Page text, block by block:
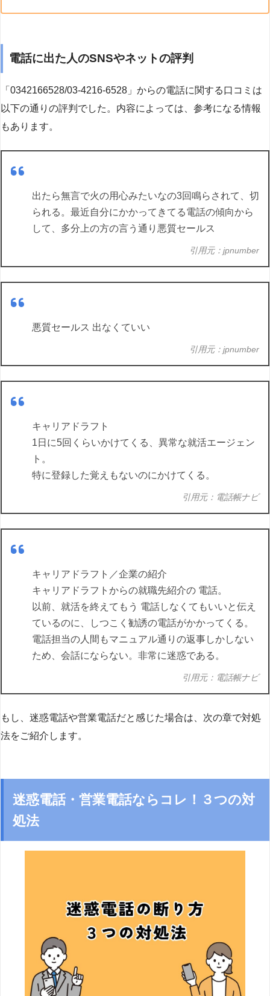
電話に出た人のSNSやネットの評判
「0342166528/03-4216-6528」からの電話に関する口コミは
以下の通りの評判でした。内容によっては、参考になる情報
もあります。
出たら無言で火の用心みたいなの3回鳴らされて、切
られる。最近自分にかかってきてる電話の傾向から
して、多分上の方の言う通り悪質セールス
引用元：jpnumber
悪質セールス 出なくていい
引用元：jpnumber
キャリアドラフト
1日に5回くらいかけてくる、異常な就活エージェン
ト。
特に登録した覚えもないのにかけてくる。
引用元：電話帳ナビ
キャリアドラフト／企業の紹介
キャリアドラフトからの就職先紹介の 電話。
以前、就活を終えてもう 電話しなくてもいいと伝え
ているのに、しつこく勧誘の電話がかかってくる。
電話担当の人間もマニュアル通りの返事しかしない
ため、会話にならない。非常に迷惑である。
引用元：電話帳ナビ
もし、迷惑電話や営業電話だと感じた場合は、次の章で対処
法をご紹介します。
迷惑電話・営業電話ならコレ！３つの対
処法